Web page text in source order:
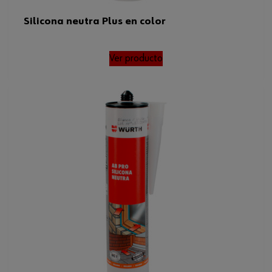
Silicona neutra Plus en color
Ver producto